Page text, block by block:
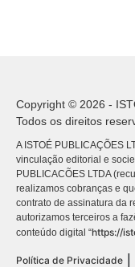
Copyright © 2026 -
Todos os direitos
A ISTOÉ PUBLICAÇÕES
vinculação editorial e
PUBLICACÕES LTDA
realizamos cobranças e
contrato de assinatura da
autorizamos terceiros a
conteúdo digital “https://
Política de Privacidade